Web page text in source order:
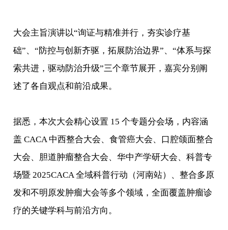
大会主旨演讲以“询证与精准并行，夯实诊疗基
础”、“防控与创新齐驱，拓展防治边界”、“体系与探
索共进，驱动防治升级”三个章节展开，嘉宾分别阐
述了各自观点和前沿成果。
据悉，本次大会精心设置 15 个专题分会场，内容涵
盖 CACA 中西整合大会、食管癌大会、口腔颌面整合
大会、胆道肿瘤整合大会、华中产学研大会、科普专
场暨 2025CACA 全域科普行动（河南站）、整合多原
发和不明原发肿瘤大会等多个领域，全面覆盖肿瘤诊
疗的关键学科与前沿方向。